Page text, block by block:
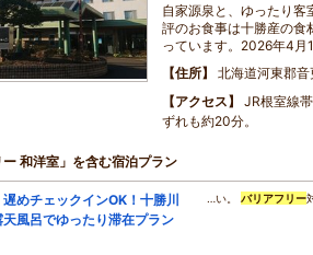
自家源泉と、ゆったり客
評のお食事は十勝産の食
っています。2026年4月
住所
北海道河東郡音
アクセス
JR根室線
ずれも約20分。
ー 和洋室」を含む宿泊プラン
遅めチェックインOK！十勝川
風呂でゆったり滞在プラン
…い。 バリアフリー